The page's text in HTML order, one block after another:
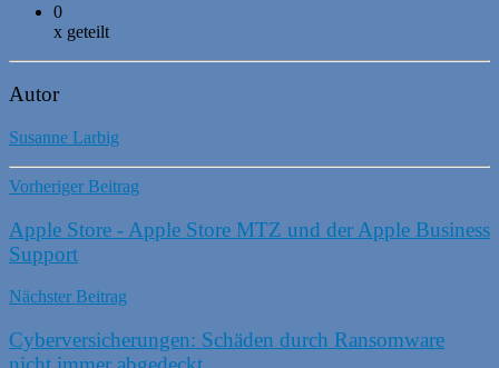
0
x geteilt
Autor
Susanne Larbig
Vorheriger Beitrag
Apple Store - Apple Store MTZ und der Apple Business
Support
Nächster Beitrag
Cyberversicherungen: Schäden durch Ransomware